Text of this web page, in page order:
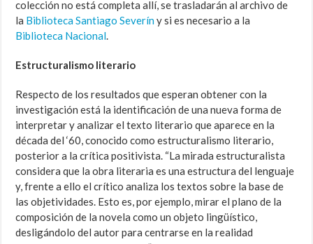
colección no está completa allí, se trasladarán al archivo de
la Biblioteca Santiago Severíny si es necesario a la
Biblioteca Nacional.
Estructuralismo literario
Respecto de los resultados que esperan obtener con la
investigación está la identificación de una nueva forma de
interpretar y analizar el texto literario que aparece en la
década del ‘60, conocido como estructuralismo literario,
posterior a la crítica positivista. “La mirada estructuralista
considera que la obra literaria es una estructura del lenguaje
y, frente a ello el crítico analiza los textos sobre la base de
las objetividades. Esto es, por ejemplo, mirar el plano de la
composición de la novela como un objeto lingüístico,
desligándolo del autor para centrarse en la realidad